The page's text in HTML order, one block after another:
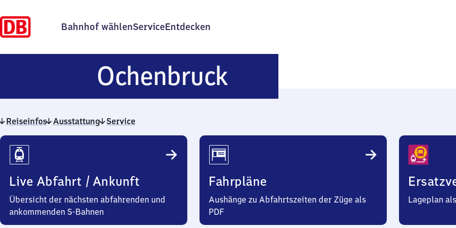
Bahnhof wählenServiceEntdecken
Ochenbruck
Reiseinfos Ausstattung Service
Reiseinfos
Live Abfahrt / Ankunft
Übersicht der nächsten abfahrenden und
ankommenden S-Bahnen
Fahrpläne
Aushänge zu Abfahrtszeiten der Züge als
PDF
Lageplan